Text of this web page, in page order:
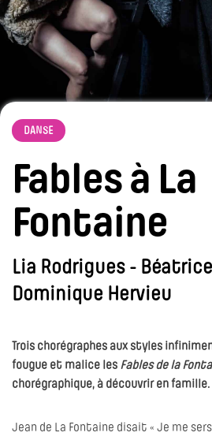
DANSE
Fables à La
Fontaine
Lia Rodrigues -
Dominique Hervieu
Trois chorégraphes aux styles
fougue et malice les Fables de la
chorégraphique, à découvrir en famille.
Jean de La Fontaine disait « Je me